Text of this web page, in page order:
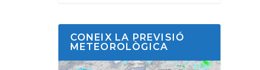
CONEIX LA PREVISIÓ
METEOROLÒGICA